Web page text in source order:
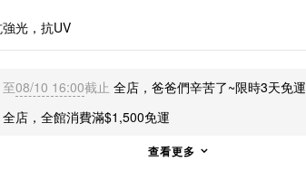
光，抗UV
至08/10 16:00截止 全店，爸爸們辛苦了~限時3天免運
全店，全館消費滿$1,500免運
查看更多